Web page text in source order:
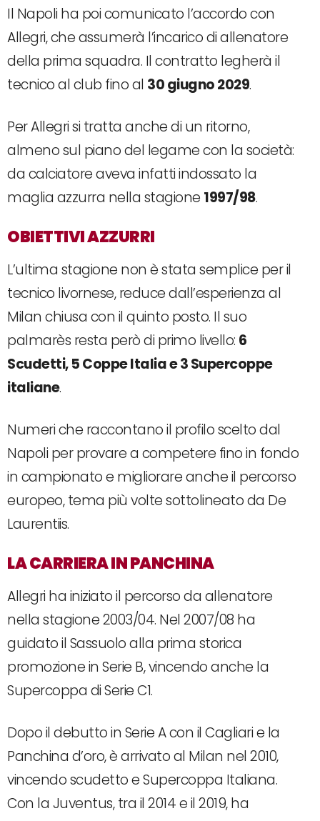
Il Napoli ha poi comunicato l’accordo con
Allegri, che assumerà l’incarico di allenatore
della prima squadra. Il contratto legherà il
tecnico al club fino al 30 giugno 2029.
Per Allegri si tratta anche di un ritorno,
almeno sul piano del legame con la società:
da calciatore aveva infatti indossato la
maglia azzurra nella stagione 1997/98.
OBIETTIVI AZZURRI
L’ultima stagione non è stata semplice per il
tecnico livornese, reduce dall’esperienza al
Milan chiusa con il quinto posto. Il suo
palmarès resta però di primo livello: 6
Scudetti, 5 Coppe Italia e 3 Supercoppe
italiane.
Numeri che raccontano il profilo scelto dal
Napoli per provare a competere fino in fondo
in campionato e migliorare anche il percorso
europeo, tema più volte sottolineato da De
Laurentiis.
LA CARRIERA IN PANCHINA
Allegri ha iniziato il percorso da allenatore
nella stagione 2003/04. Nel 2007/08 ha
guidato il Sassuolo alla prima storica
promozione in Serie B, vincendo anche la
Supercoppa di Serie C1.
Dopo il debutto in Serie A con il Cagliari e la
Panchina d’oro, è arrivato al Milan nel 2010,
vincendo scudetto e Supercoppa Italiana.
Con la Juventus, tra il 2014 e il 2019, ha